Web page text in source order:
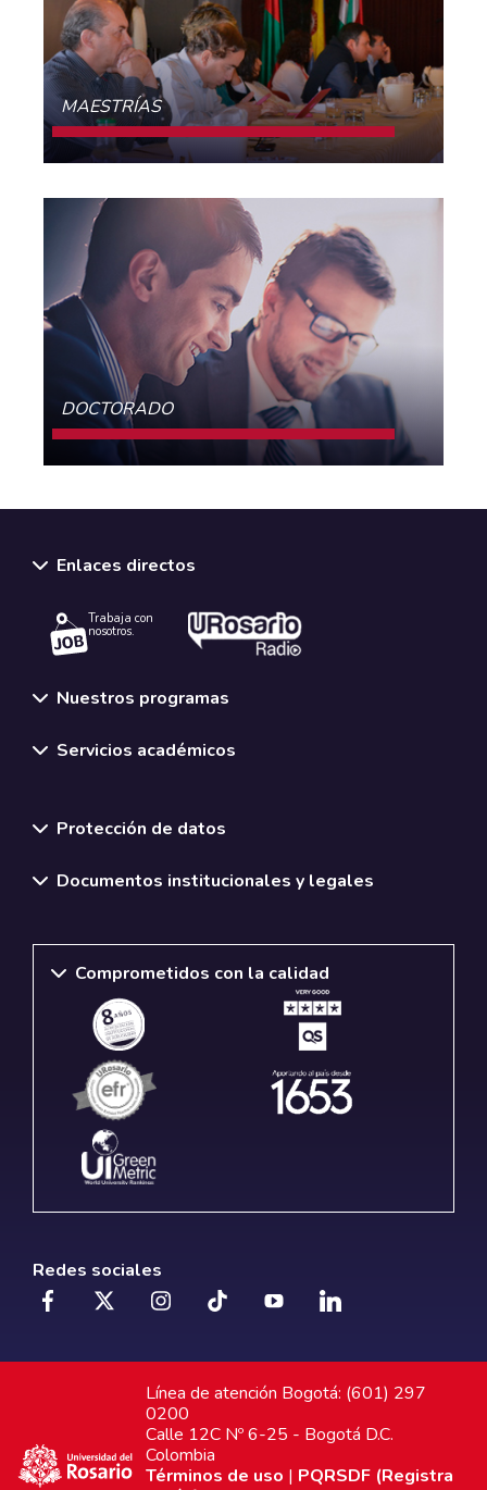
MAESTRÍAS
CONOCE MÁS
DOCTORADO
Enlaces directos
Trabaja con
nosotros.
Nuestros programas
Servicios académicos
Protección de datos
Documentos institucionales y legales
Comprometidos con la calidad
Redes sociales
Línea de atención Bogotá: (601) 297
0200
Calle 12C Nº 6-25 - Bogotá D.C.
Colombia
Términos de uso | PQRSDF (Registra